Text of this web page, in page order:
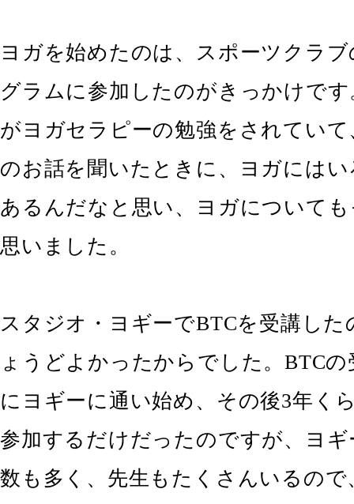
ヨガを始めたのは、スポーツクラ
グラムに参加したのがきっかけで
がヨガセラピーの勉強をされてい
のお話を聞いたときに、ヨガには
あるんだなと思い、ヨガについて
思いました。
スタジオ・ヨギーでBTCを受講した
ょうどよかったからでした。BTC
にヨギーに通い始め、その後3年く
参加するだけだったのですが、ヨ
数も多く、先生もたくさんいるの